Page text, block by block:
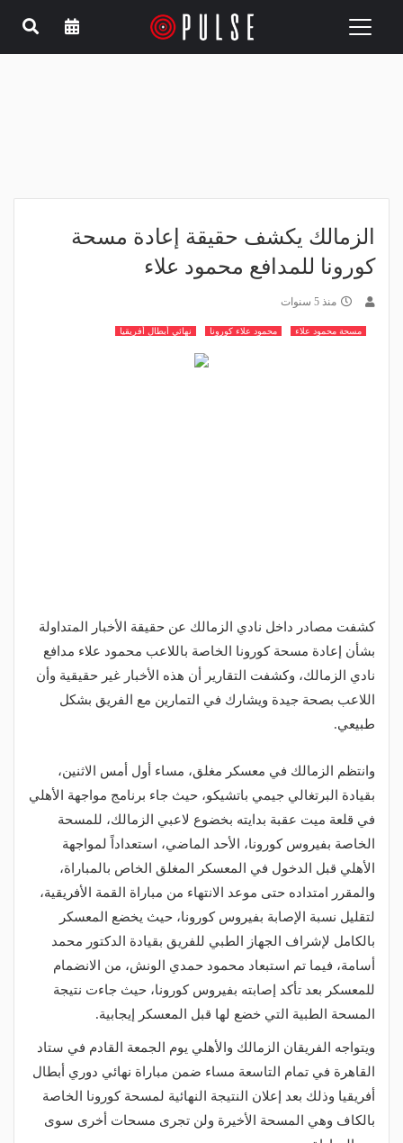
Toggle
الزمالك يكشف حقيقة إعادة مسحة
كورونا للمدافع محمود علاء
منذ 5 سنوات
مسحة محمود علاء محمود علاء كورونا نهائي أبطال أفريقيا
كشفت مصادر داخل نادي الزمالك عن حقيقة الأخبار المتداولة
بشأن إعادة مسحة كورونا الخاصة باللاعب محمود علاء مدافع
نادي الزمالك، وكشفت التقارير أن هذه الأخبار غير حقيقية وأن
اللاعب بصحة جيدة ويشارك في التمارين مع الفريق بشكل
طبيعي.
وانتظم الزمالك في معسكر مغلق، مساء أول أمس الاثنين،
بقيادة البرتغالي جيمي باتشيكو، حيث جاء برنامج مواجهة الأهلي
في قلعة ميت عقبة بدايته بخضوع لاعبي الزمالك، للمسحة
الخاصة بفيروس كورونا، الأحد الماضي، استعداداً لمواجهة
الأهلي قبل الدخول في المعسكر المغلق الخاص بالمباراة،
والمقرر امتداده حتى موعد الانتهاء من مباراة القمة الأفريقية،
لتقليل نسبة الإصابة بفيروس كورونا، حيث يخضع المعسكر
بالكامل لإشراف الجهاز الطبي للفريق بقيادة الدكتور محمد
أسامة، فيما تم استبعاد محمود حمدي الونش، من الانضمام
للمعسكر بعد تأكد إصابته بفيروس كورونا، حيث جاءت نتيجة
المسحة الطبية التي خضع لها قبل المعسكر إيجابية.
ويتواجه الفريقان الزمالك والأهلي يوم الجمعة القادم في ستاد
القاهرة في تمام التاسعة مساء ضمن مباراة نهائي دوري أبطال
أفريقيا وذلك بعد إعلان النتيجة النهائية لمسحة كورونا الخاصة
بالكاف وهي المسحة الأخيرة ولن تجرى مسحات أخرى سوى